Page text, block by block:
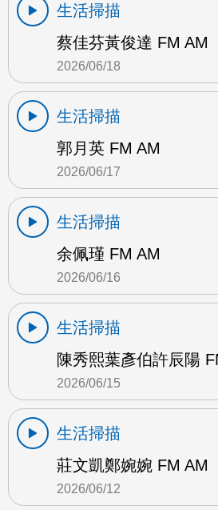
生活掃描
蔡佳芬黃俊達 FM AM
2026/06/18
生活掃描
郭月英 FM AM
2026/06/17
生活掃描
余佩瑾 FM AM
2026/06/16
生活掃描
陳秀熙葉彥伯許辰陽
2026/06/15
生活掃描
莊文凱鄭婉婉 FM AM
2026/06/12